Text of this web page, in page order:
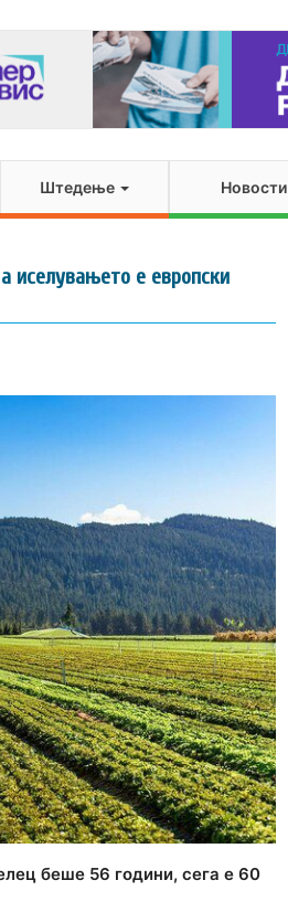
Штедење Новости
иселувањето е европски
беше 56 години, сега е 60